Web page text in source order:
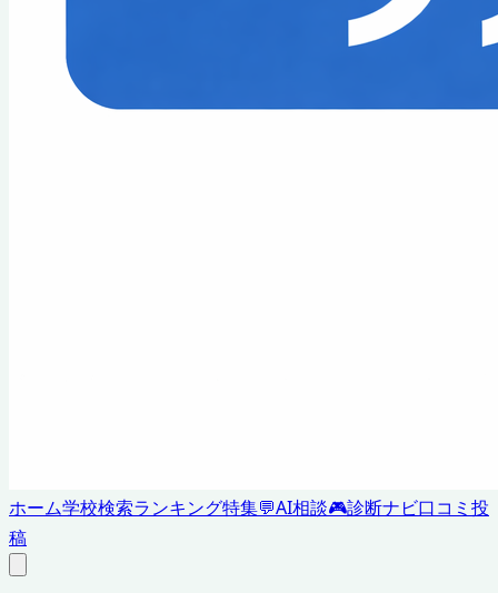
ホーム学校検索ランキング特集💬AI相談🎮診断ナビ口コミ投
稿